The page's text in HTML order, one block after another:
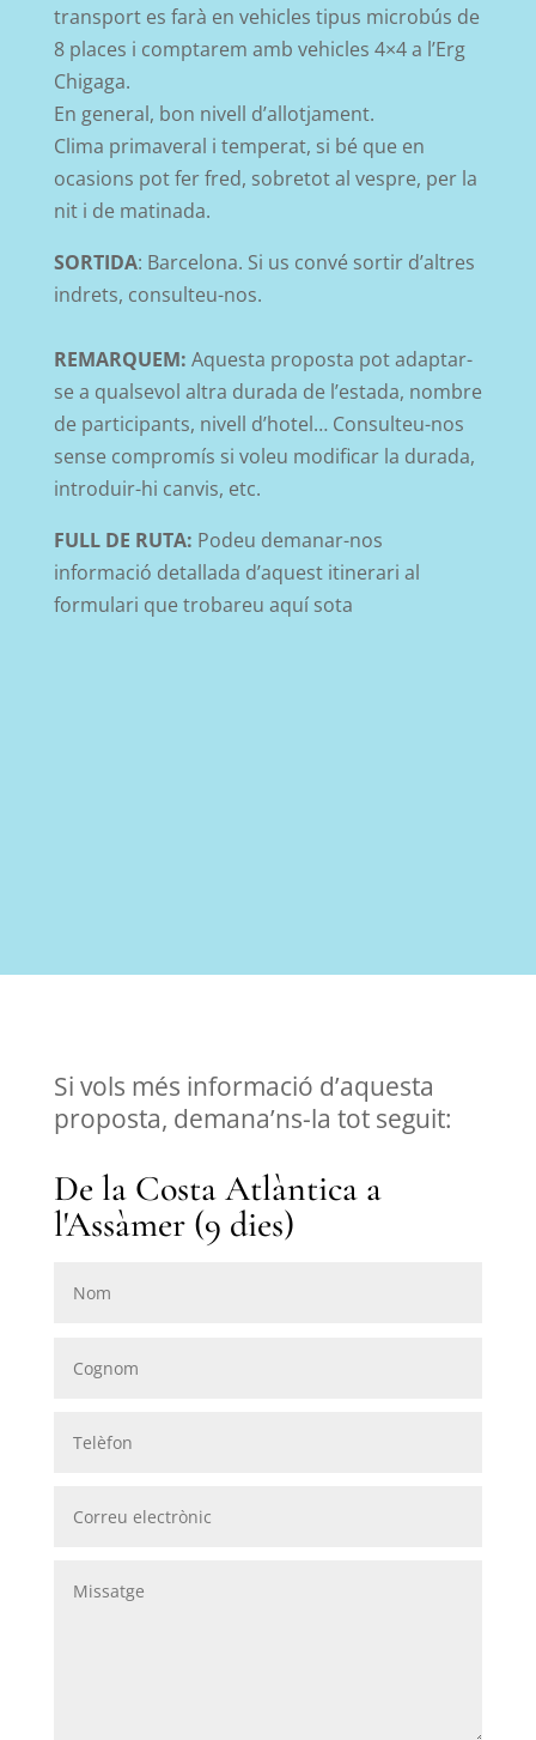
transport es farà en vehicles tipus microbús de
8 places i comptarem amb vehicles 4×4 a l’Erg
Chigaga.
En general, bon nivell d’allotjament.
Clima primaveral i temperat, si bé que en
ocasions pot fer fred, sobretot al vespre, per la
nit i de matinada.
SORTIDA: Barcelona. Si us convé sortir d’altres
indrets, consulteu-nos.
REMARQUEM: Aquesta proposta pot adaptar-
se a qualsevol altra durada de l’estada, nombre
de participants, nivell d’hotel… Consulteu-nos
sense compromís si voleu modificar la durada,
introduir-hi canvis, etc.
FULL DE RUTA: Podeu demanar-nos
informació detallada d’aquest itinerari al
formulari que trobareu aquí sota
Si vols més informació d’aquesta
proposta, demana’ns-la tot seguit:
De la Costa Atlàntica a
l'Assàmer (9 dies)